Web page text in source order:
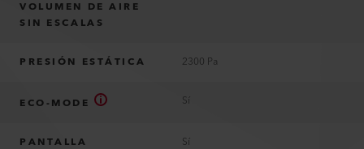
VOLUMEN DE AIRE
SIN ESCALAS
PRESIÓN ESTÁTICA 2300 Pa
ECO-MODE Sí
PANTALLA Sí